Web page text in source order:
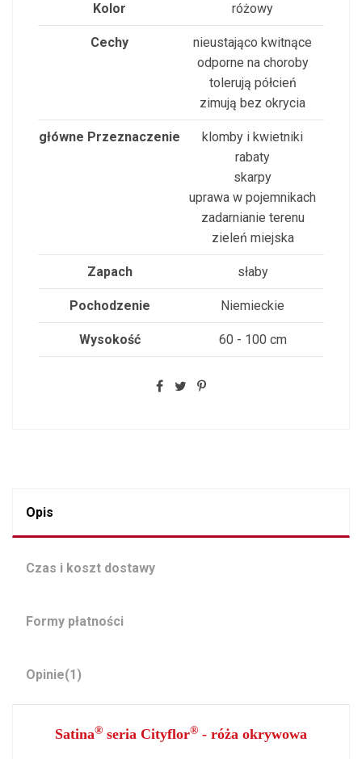
Kolor różowy
Cechy
nieustająco kwitnące
odporne na choroby
tolerują półcień
zimują bez okrycia
główne Przeznaczenie
klomby i kwietniki
rabaty
skarpy
uprawa w pojemnikach
zadarnianie terenu
zieleń miejska
Zapach słaby
Pochodzenie Niemieckie
Wysokość 60 - 100 cm
Opis
Czas i koszt dostawy
Formy płatności
Opinie(1)
Satina® seria Cityflor® - róża okrywowa